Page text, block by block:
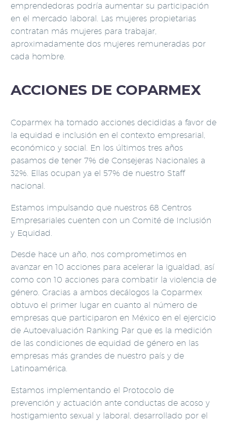
emprendedoras podría aumentar su participación
en el mercado laboral. Las mujeres propietarias
contratan más mujeres para trabajar,
aproximadamente dos mujeres remuneradas por
cada hombre.
ACCIONES DE COPARMEX
Coparmex ha tomado acciones decididas a favor de
la equidad e inclusión en el contexto empresarial,
económico y social. En los últimos tres años
pasamos de tener 7% de Consejeras Nacionales a
32%. Ellas ocupan ya el 57% de nuestro Staff
nacional.
Estamos impulsando que nuestros 68 Centros
Empresariales cuenten con un Comité de Inclusión
y Equidad.
Desde hace un año, nos comprometimos en
avanzar en 10 acciones para acelerar la igualdad, así
como con 10 acciones para combatir la violencia de
género. Gracias a ambos decálogos la Coparmex
obtuvo el primer lugar en cuanto al número de
empresas que participaron en México en el ejercicio
de Autoevaluación Ranking Par que es la medición
de las condiciones de equidad de género en las
empresas más grandes de nuestro país y de
Latinoamérica.
Estamos implementando el Protocolo de
prevención y actuación ante conductas de acoso y
hostigamiento sexual y laboral, desarrollado por el